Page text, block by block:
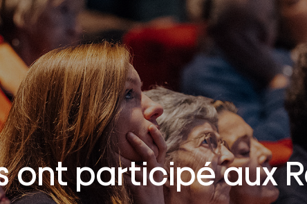
ont participé aux